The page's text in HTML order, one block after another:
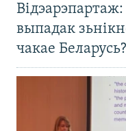
выпадак
чакае Беларусь?